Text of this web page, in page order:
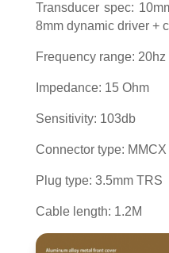
Transducer spec:
8mm dynamic driver +
Frequency range: 20hz
Impedance: 15 Ohm
Sensitivity: 103db
Connector type: MMCX
Plug type: 3.5mm TRS
Cable length: 1.2M